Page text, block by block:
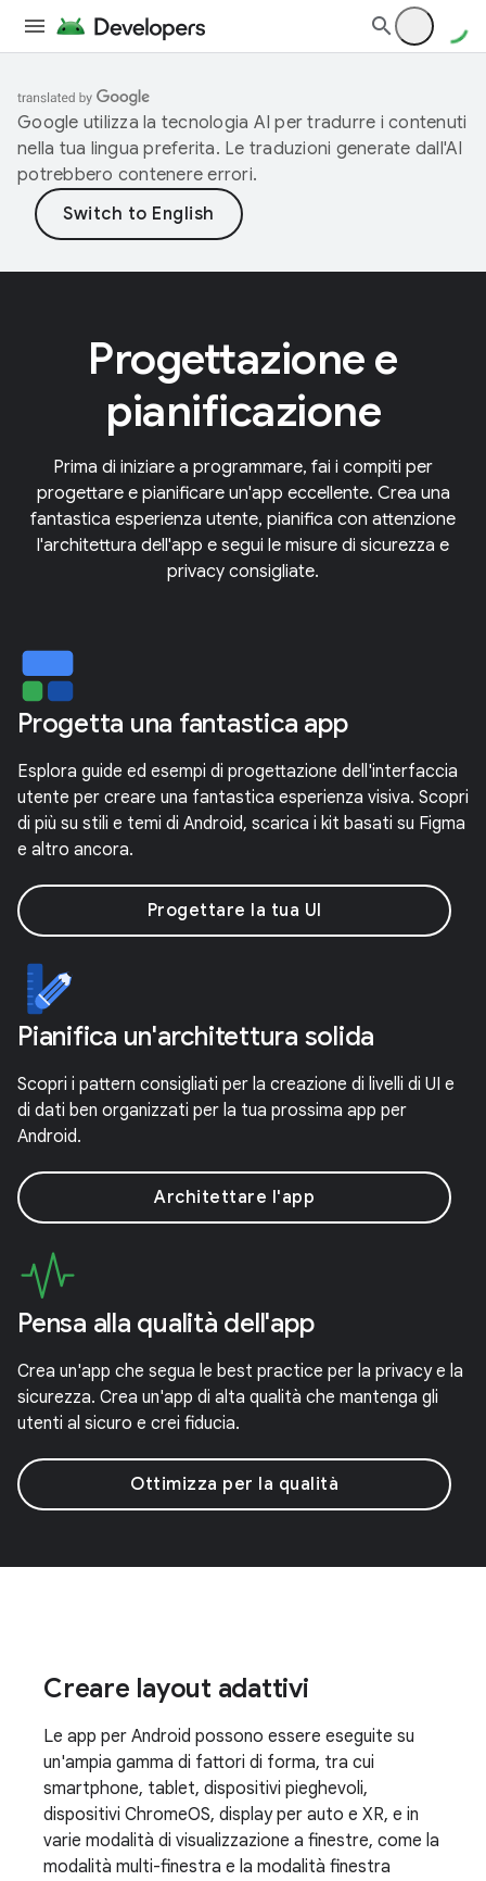
Google utilizza la tecnologia AI per tradurre i contenuti
nella tua lingua preferita. Le traduzioni generate dall'AI
potrebbero contenere errori.
Progettazione e
pianificazione
Prima di iniziare a programmare, fai i compiti per
progettare e pianificare un'app eccellente. Crea una
fantastica esperienza utente, pianifica con attenzione
l'architettura dell'app e segui le misure di sicurezza e
privacy consigliate.
Progetta una fantastica app
Esplora guide ed esempi di progettazione dell'interfaccia
utente per creare una fantastica esperienza visiva. Scopri
di più su stili e temi di Android, scarica i kit basati su Figma
e altro ancora.
Progettare la tua UI
Pianifica un'architettura solida
Scopri i pattern consigliati per la creazione di livelli di UI e
di dati ben organizzati per la tua prossima app per
Android.
Architettare l'app
Pensa alla qualità dell'app
Crea un'app che segua le best practice per la privacy e la
sicurezza. Crea un'app di alta qualità che mantenga gli
utenti al sicuro e crei fiducia.
Ottimizza per la qualità
Creare layout adattivi
Le app per Android possono essere eseguite su
un'ampia gamma di fattori di forma, tra cui
smartphone, tablet, dispositivi pieghevoli,
dispositivi ChromeOS, display per auto e XR, e in
varie modalità di visualizzazione a finestre, come la
modalità multi-finestra e la modalità finestra